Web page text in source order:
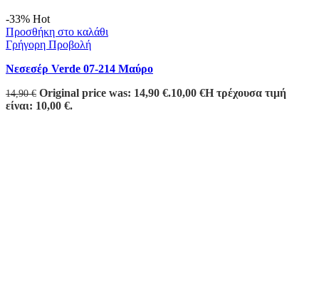
-33% Hot
Προσθήκη στο καλάθι
Γρήγορη Προβολή
Νεσεσέρ Verde 07-214 Μαύρο
14,90€ Original price was: 14,90 €.10,00 €Η τρέχουσα τιμή
είναι: 10,00 €.